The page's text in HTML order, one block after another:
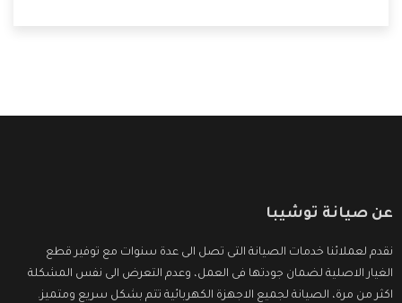
عن صيانة توشيبا
نقدم لعملائنا خدمات الصيانة التى تصل الى عدة سنوات مع توفير قطع
الغيار الاصلية لضمان جودتها فى العمل، وعدم التعرض الى نفس المشكلة
اكثر من مرة، الصيانة لجميع الاجهزة الكهربائية تتم بشكل سريع ومتميز.